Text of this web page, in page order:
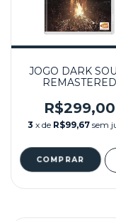
JOGO DARK
REMASTERED
NINTENDO
R$299,00
3 x de R$99,67 sem